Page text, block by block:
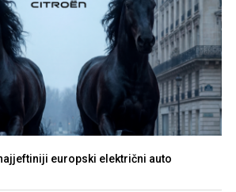
europski električni auto